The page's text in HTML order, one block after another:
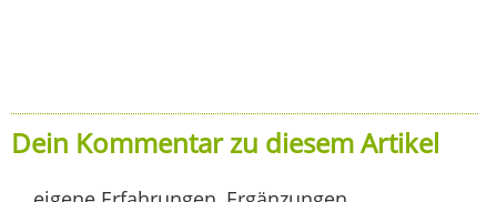
Dein Kommentar zu diesem Artikel